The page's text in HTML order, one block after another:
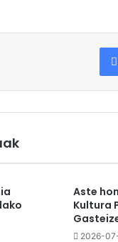
Aste
Kultura
2026-